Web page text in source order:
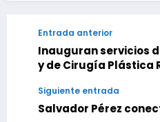
Entrada anterior
Inauguran servicios
y de Cirugía Plástica
Siguiente entrada
Salvador Pérez